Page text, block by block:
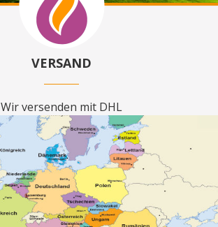
VERSAND
Wir versenden mit DHL